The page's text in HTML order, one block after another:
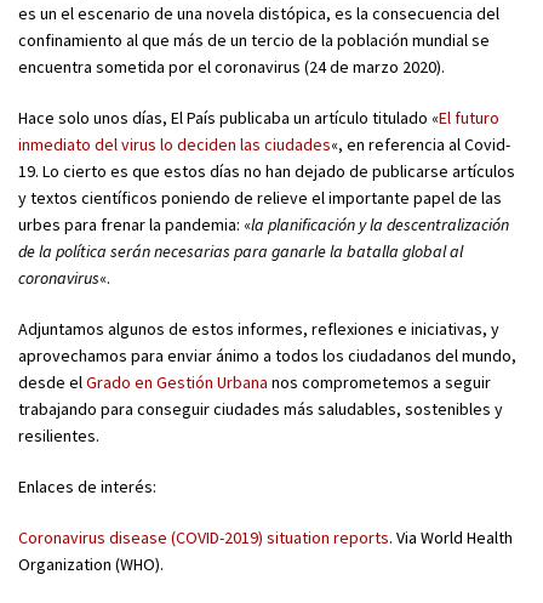
es un el escenario de una novela distópica, es la consecuencia del
confinamiento al que más de un tercio de la población mundial se
encuentra sometida por el coronavirus (24 de marzo 2020).
Hace solo unos días, El País publicaba un artículo titulado «El futuro
inmediato del virus lo deciden las ciudades«, en referencia al Covid-
19. Lo cierto es que estos días no han dejado de publicarse artículos
y textos científicos poniendo de relieve el importante papel de las
urbes para frenar la pandemia: «la planificación y la descentralización
de la política serán necesarias para ganarle la batalla global al
coronavirus«.
Adjuntamos algunos de estos informes, reflexiones e iniciativas, y
aprovechamos para enviar ánimo a todos los ciudadanos del mundo,
desde elGrado en Gestión Urbana nos comprometemos a seguir
trabajando para conseguir ciudades más saludables, sostenibles y
resilientes.
Enlaces de interés:
Coronavirus disease (COVID-2019) situation reports. Via World Health
Organization (WHO).